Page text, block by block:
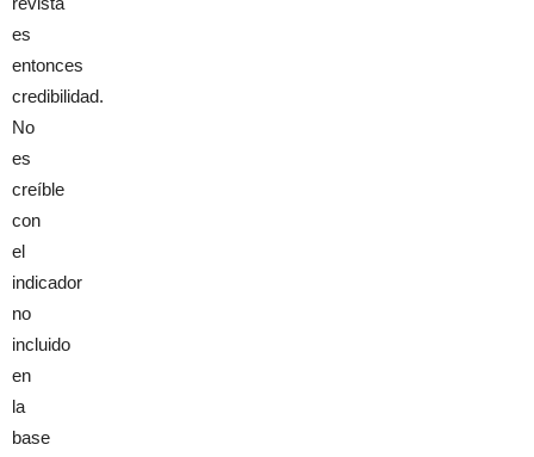
es
entonces
credibilidad.
No
es
creíble
con
el
indicador
no
incluido
en
la
base